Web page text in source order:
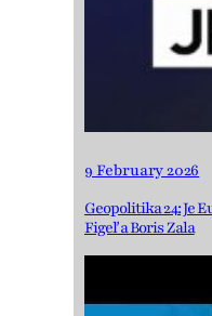
9 February 2026
Geopolitika 24: Je
Figeľ a Boris Zala